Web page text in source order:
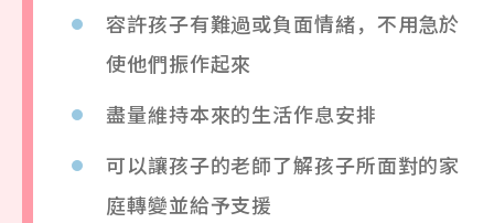
容許孩子有難過或負面情緒，不用急於
使他們振作起來
盡量維持本來的生活作息安排
可以讓孩子的老師了解孩子所面對的家
庭轉變並給予支援